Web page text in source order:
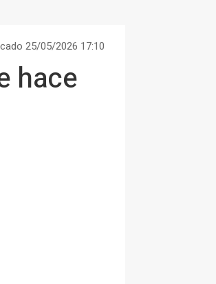
25/05/2026 17:10
hace